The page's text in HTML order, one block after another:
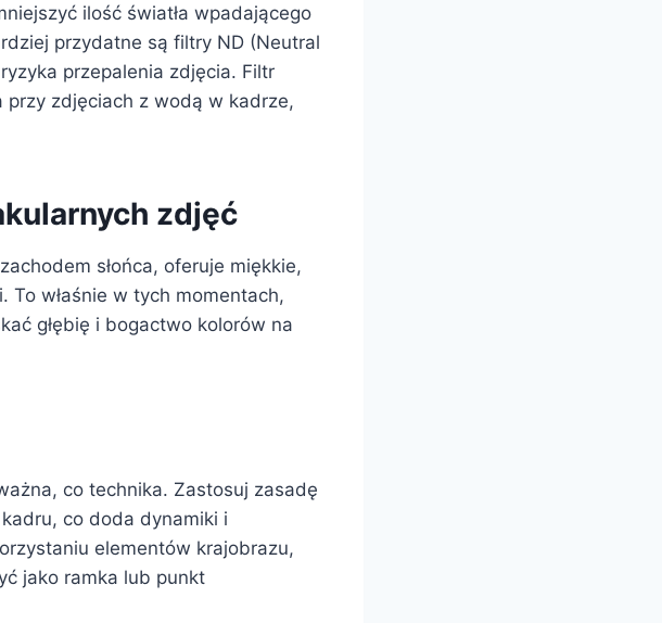
ilość światła wpadającego
przydatne są filtry ND (Neutral
przepalenia zdjęcia. Filtr
przy zdjęciach z wodą w kadrze,
zdjęć
słońca, oferuje miękkie,
To właśnie w tych momentach,
głębię i bogactwo kolorów na
co technika. Zastosuj zasadę
co doda dynamiki i
elementów krajobrazu,
jako ramka lub punkt